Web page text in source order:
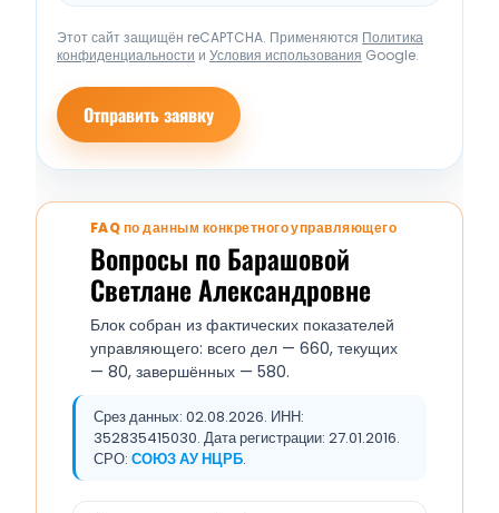
Этот сайт защищён reCAPTCHA. Применяются Политика
конфиденциальности и Условия использования Google.
Отправить заявку
FAQ по данным конкретного управляющего
Вопросы по Барашовой
Светлане Александровне
Блок собран из фактических показателей
управляющего: всего дел — 660, текущих
— 80, завершённых — 580.
Срез данных: 02.08.2026. ИНН:
352835415030. Дата регистрации: 27.01.2016.
СРО: СОЮЗ АУ НЦРБ.